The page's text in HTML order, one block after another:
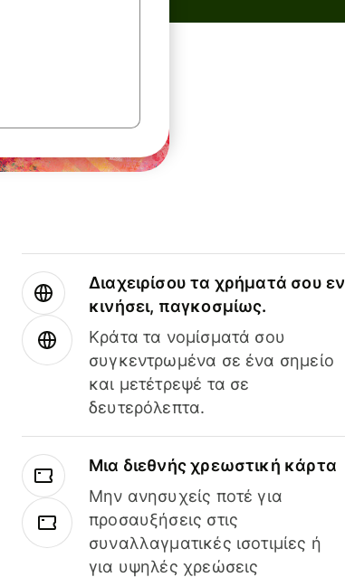
Διαχειρίσου τα χρήματά σου εν
κινήσει, παγκοσμίως.
Κράτα τα νομίσματά σου
συγκεντρωμένα σε ένα σημείο
και μετέτρεψέ τα σε
δευτερόλεπτα.
Μια διεθνής χρεωστική κάρτα
Μην ανησυχείς ποτέ για
προσαυξήσεις στις
συναλλαγματικές ισοτιμίες ή
για υψηλές χρεώσεις